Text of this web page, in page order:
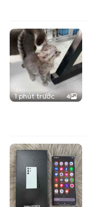
1 phút trước 4